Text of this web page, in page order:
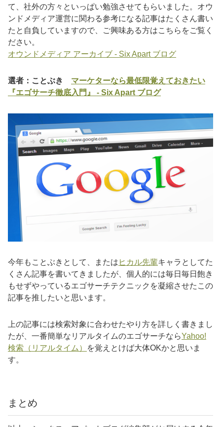
て、社外の方々といっぱい勉強させてもらいました。オウ
ンドメディア運営に関わる参考になる記事はたくさん書い
たと自負していますので、ご興味ある方はこちらをご覧く
ださい。
オウンドメディア アーカイブ - Six Apart ブログ
選者：ことぶき マーケターなら最低限覚えておきたい
『エゴサーチ徹底入門』 - Six Apart ブログ
今年もことぶきとして、または ヒカル先輩キャラとしてた
くさん記事を書いてきましたが、個人的には毎日毎日飽き
もせずやっているエゴサーチテクニックを凝縮させたこの
記事を推したいと思います。
上の記事には検索対象に合わせたやり方を詳しく書きまし
たが、一番簡単なリアルタイムのエゴサーチならYahoo!
検索（リアルタイム）
を覚えとけば大体OKかと思いま
す。
まとめ